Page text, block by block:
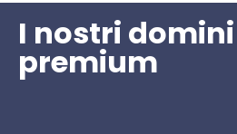
I nostri domini
premium